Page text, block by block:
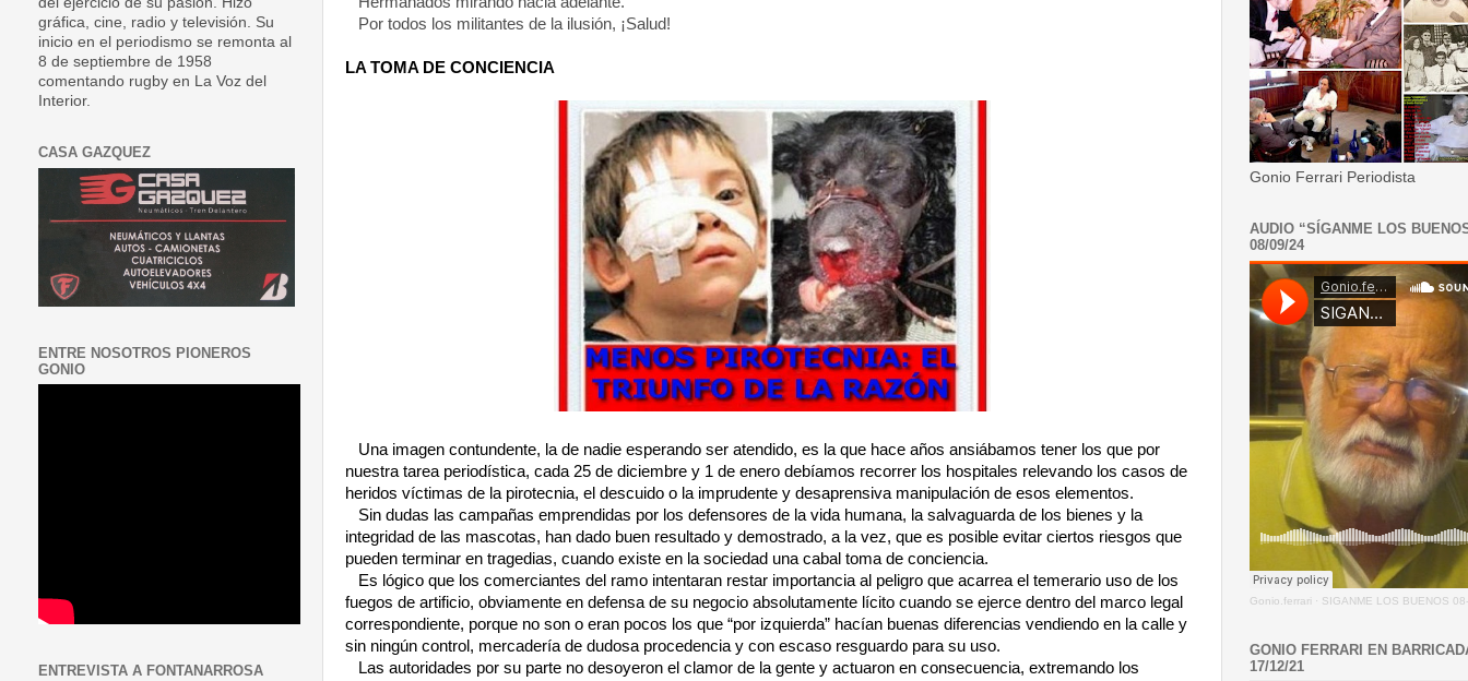
Por todos los militantes de la ilusión, ¡Salud!
LA TOMA DE CONCIENCIA
Una imagen contundente, la de nadie esperando ser atendido, es la que hace años ansiábamos tener los que por
nuestra tarea periodística, cada 25 de diciembre y 1 de enero debíamos recorrer los hospitales relevando los casos de
heridos víctimas de la pirotecnia, el descuido o la imprudente y desaprensiva manipulación de esos elementos.
Sin dudas las campañas emprendidas por los defensores de la vida humana, la salvaguarda de los bienes y la
integridad de las mascotas, han dado buen resultado y demostrado, a la vez, que es posible evitar ciertos riesgos que
pueden terminar en tragedias, cuando existe en la sociedad una cabal toma de conciencia.
Es lógico que los comerciantes del ramo intentaran restar importancia al peligro que acarrea el temerario uso de los
fuegos de artificio, obviamente en defensa de su negocio absolutamente lícito cuando se ejerce dentro del marco legal
correspondiente, porque no son o eran pocos los que “por izquierda” hacían buenas diferencias vendiendo en la calle y
sin ningún control, mercadería de dudosa procedencia y con escaso resguardo para su uso.
Las autoridades por su parte no desoyeron el clamor de la gente y actuaron en consecuencia, extremando los
gráfica, cine, radio y televisión. Su
inicio en el periodismo se remonta al
8 de septiembre de 1958
comentando rugby en La Voz del
Interior.
CASA GAZQUEZ
ENTRE NOSOTROS PIONEROS
GONIO
ENTREVISTA A FONTANARROSA
Gonio Ferrari Periodista
AUDIO “SÍGANME LOS
08/09/24
Gonio.ferrari · SIGANME LOS BUENOS
GONIO FERRARI EN
17/12/21